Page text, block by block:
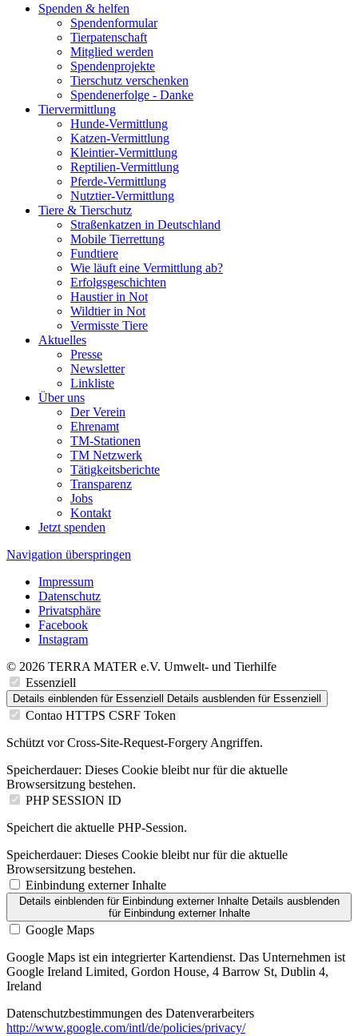
Spenden & helfen
Spendenformular
Tierpatenschaft
Mitglied werden
Spendenprojekte
Tierschutz verschenken
Spendenerfolge - Danke
Tiervermittlung
Hunde-Vermittlung
Katzen-Vermittlung
Kleintier-Vermittlung
Reptilien-Vermittlung
Pferde-Vermittlung
Nutztier-Vermittlung
Tiere & Tierschutz
Straßenkatzen in Deutschland
Mobile Tierrettung
Fundtiere
Wie läuft eine Vermittlung ab?
Erfolgsgeschichten
Haustier in Not
Wildtier in Not
Vermisste Tiere
Aktuelles
Presse
Newsletter
Linkliste
Über uns
Der Verein
Ehrenamt
TM-Stationen
TM Netzwerk
Tätigkeitsberichte
Transparenz
Jobs
Kontakt
Jetzt spenden
Navigation überspringen
Impressum
Datenschutz
Privatsphäre
Facebook
Instagram
© 2026 TERRA MATER e.V. Umwelt- und Tierhilfe
Essenziell
Details einblenden für Essenziell Details ausblenden für Essenziell
Contao HTTPS CSRF Token
Schützt vor Cross-Site-Request-Forgery Angriffen.
Speicherdauer: Dieses Cookie bleibt nur für die aktuelle
Browsersitzung bestehen.
PHP SESSION ID
Speichert die aktuelle PHP-Session.
Speicherdauer: Dieses Cookie bleibt nur für die aktuelle
Browsersitzung bestehen.
Einbindung externer Inhalte
Details einblendenfür Einbindung externer Inhalte Details ausblenden
für Einbindung externer Inhalte
Google Maps
Google Maps ist ein integrierter Kartendienst. Das Unternehmen ist
Google Ireland Limited, Gordon House, 4 Barrow St, Dublin 4,
Ireland
Datenschutzbestimmungen des Datenverarbeiters
http://www.google.com/intl/de/policies/privacy/